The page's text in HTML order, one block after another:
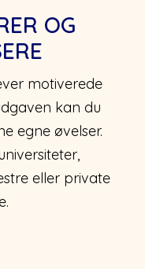
OG
motiverede
kan du
egne øvelser.
eller private